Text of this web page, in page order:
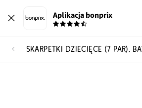
Aplikacja bonprix